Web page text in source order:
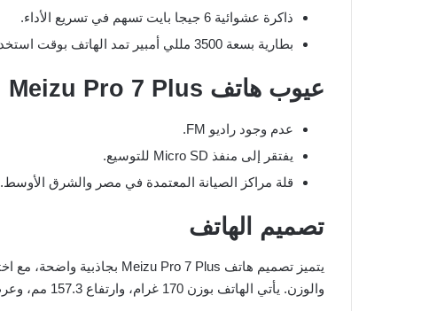
ذاكرة عشوائية 6 جيجا بايت تسهم في تسريع الأداء.
بطارية بسعة 3500 مللي أمبير تمد الهاتف بوقت استخدام طويل.
عيوب هاتف Meizu Pro 7 Plus
عدم وجود راديو FM.
يفتقر إلى منفذ Micro SD للتوسيع.
قلة مراكز الصيانة المعتمدة في مصر والشرق الأوسط.
تصميم الهاتف
والوزن. يأتي الهاتف بوزن 170 غرام، وارتفاع 157.3 مم، وعرض 77.2 مم، وسمك 7.3 مم.